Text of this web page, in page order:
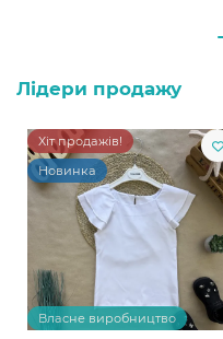
Лідери продажу
Хіт продажів!
Новинка
Власне виробництво